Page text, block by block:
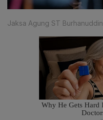
Jaksa Agung ST Burhanuddin